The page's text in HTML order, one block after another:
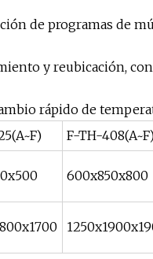
de programas de
y reubicación,
rápido de
F-TH-
600x850x800